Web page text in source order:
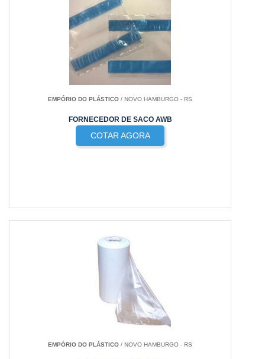
EMPÓRIO DO PLÁSTICO / NOVO HAMBURGO - RS
FORNECEDOR DE SACO AWB
COTAR AGORA
EMPÓRIO DO PLÁSTICO / NOVO HAMBURGO - RS